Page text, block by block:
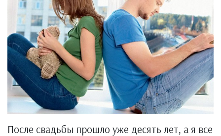
После свадьбы прошло уже десять лет, а я все